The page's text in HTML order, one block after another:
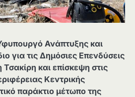
Ανάπτυξης και
για τις Δημόσιες Επενδύσεις
και επίσκεψη στις
Κεντρικής
παράκτιο μέτωπο της